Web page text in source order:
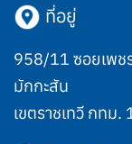
ที่อยู่
958/11 ซอยเพช
มักกะสัน
เขตราชเทวี กทม.